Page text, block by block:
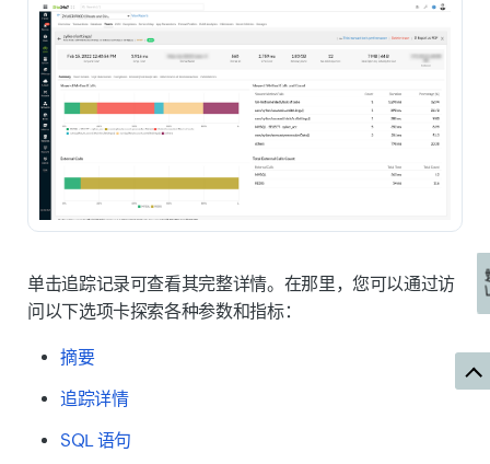
单击追踪记录可查看其完整详情。在那里，您可以通过访
问以下选项卡探索各种参数和指标：
摘要
追踪详情
SQL 语句